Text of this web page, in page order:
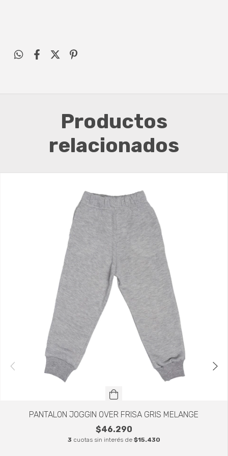
Productos
relacionados
PANTALON JOGGIN OVER FRISA GRIS MELANGE
$46.290
3 cuotas sin interés de $15.430